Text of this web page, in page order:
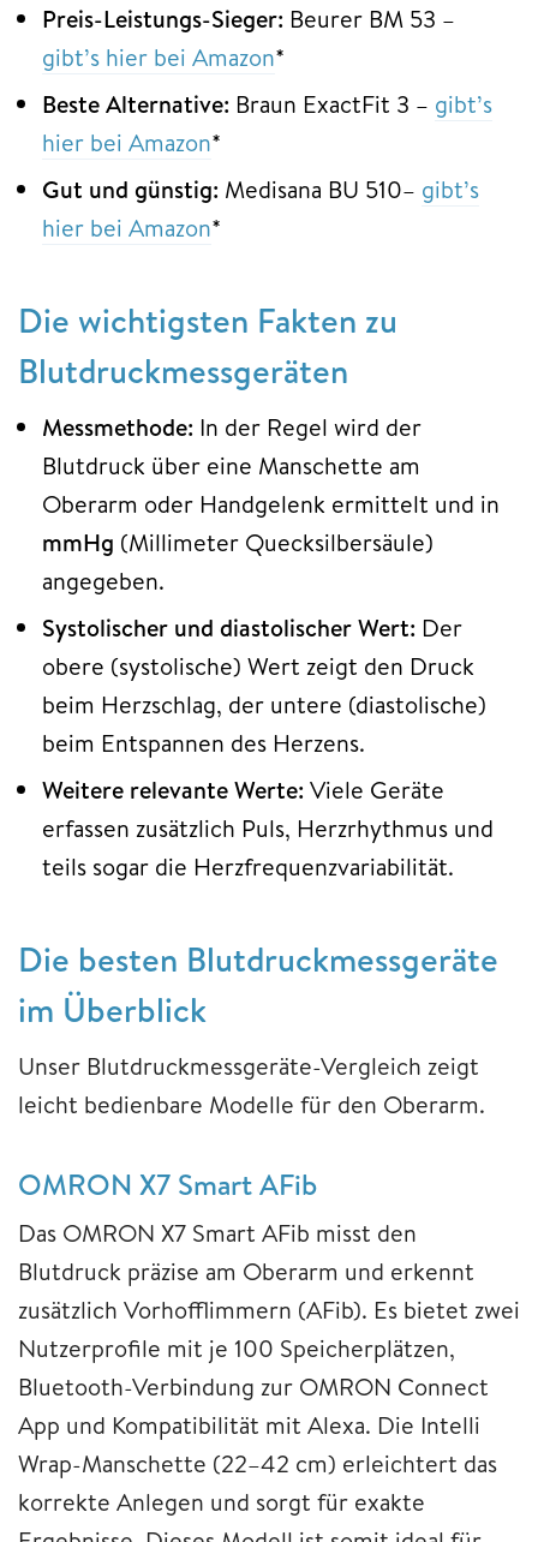
Preis-Leistungs-Sieger: Beurer BM 53 –
gibt’s hier bei Amazon*
Beste Alternative: Braun ExactFit 3 – gibt’s
hier bei Amazon*
Gut und günstig: Medisana BU 510– gibt’s
hier bei Amazon*
Die wichtigsten Fakten zu
Blutdruckmessgeräten
Messmethode: In der Regel wird der
Blutdruck über eine Manschette am
Oberarm oder Handgelenk ermittelt und in
mmHg (Millimeter Quecksilbersäule)
angegeben.
Systolischer und diastolischer Wert: Der
obere (systolische) Wert zeigt den Druck
beim Herzschlag, der untere (diastolische)
beim Entspannen des Herzens.
Weitere relevante Werte: Viele Geräte
erfassen zusätzlich Puls, Herzrhythmus und
teils sogar die Herzfrequenzvariabilität.
Die besten Blutdruckmessgeräte
im Überblick
Unser Blutdruckmessgeräte-Vergleich zeigt
leicht bedienbare Modelle für den Oberarm.
OMRON X7 Smart AFib
Das OMRON X7 Smart AFib misst den
Blutdruck präzise am Oberarm und erkennt
zusätzlich Vorhofflimmern (AFib). Es bietet zwei
Nutzerprofile mit je 100 Speicherplätzen,
Bluetooth-Verbindung zur OMRON Connect
App und Kompatibilität mit Alexa. Die Intelli
Wrap-Manschette (22–42 cm) erleichtert das
korrekte Anlegen und sorgt für exakte